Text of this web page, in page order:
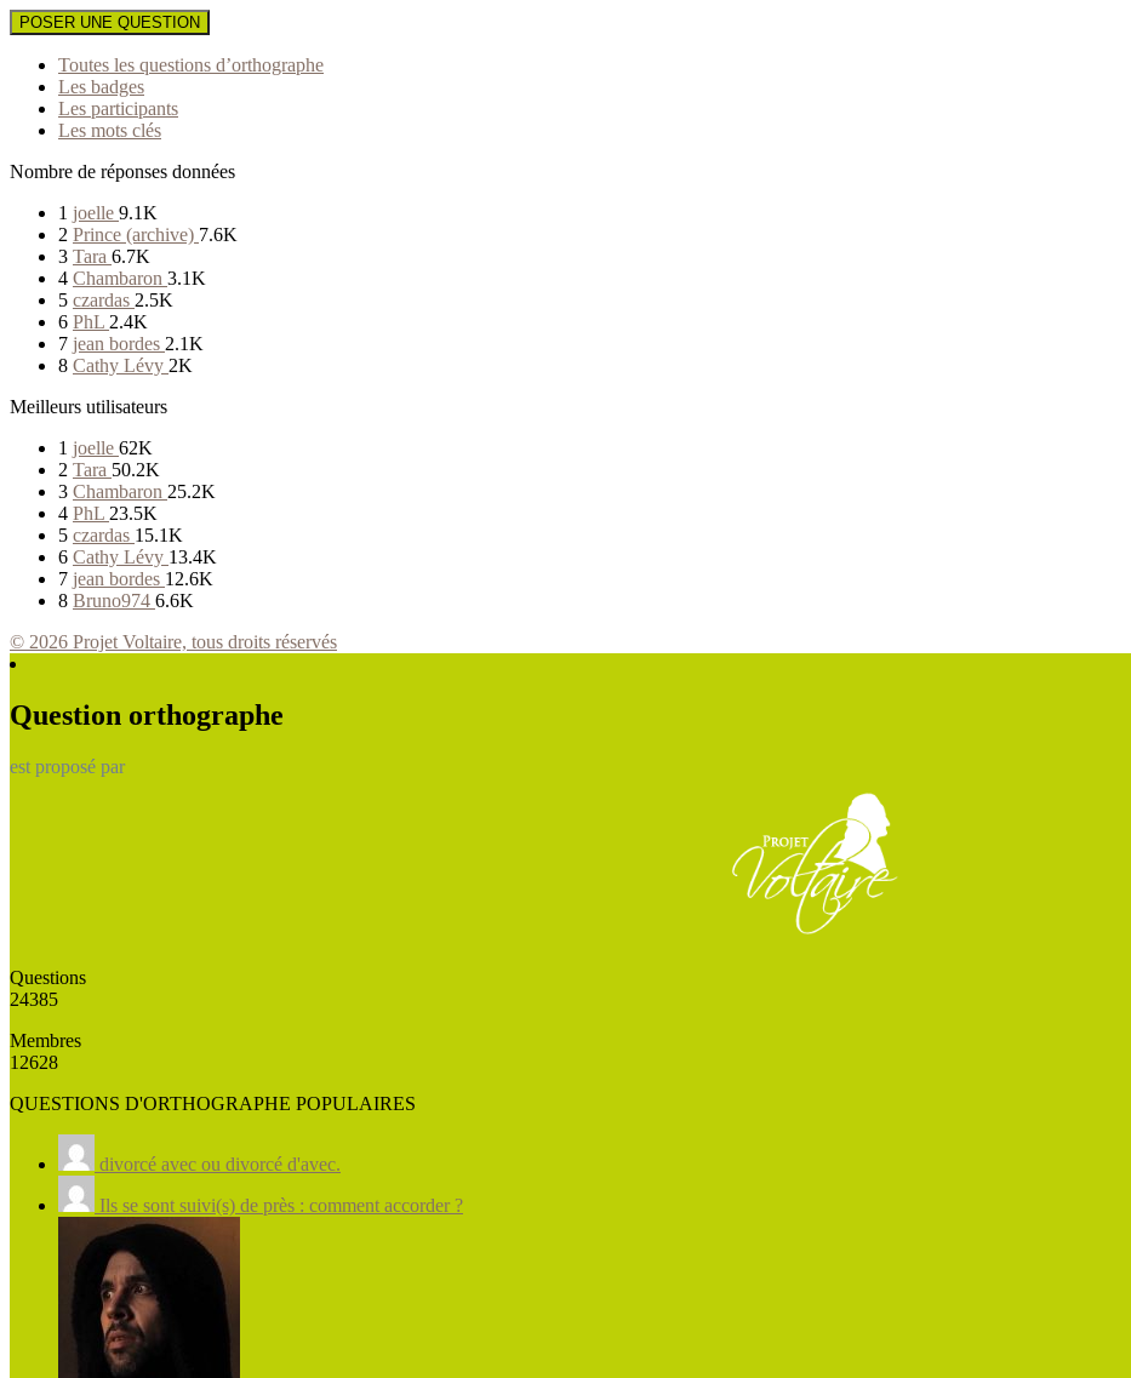
POSER UNE QUESTION
Toutes les questions d’orthographe
Les badges
Les participants
Les mots clés
Nombre de réponses données
1 joelle 9.1K
2 Prince (archive) 7.6K
3 Tara 6.7K
4 Chambaron 3.1K
5 czardas 2.5K
6 PhL 2.4K
7 jean bordes 2.1K
8 Cathy Lévy 2K
Meilleurs utilisateurs
1 joelle 62K
2 Tara 50.2K
3 Chambaron 25.2K
4 PhL 23.5K
5 czardas 15.1K
6 Cathy Lévy 13.4K
7 jean bordes 12.6K
8 Bruno974 6.6K
© 2026 Projet Voltaire, tous droits réservés
Question orthographe
est proposé par
Questions
24385
Membres
12628
QUESTIONS D'ORTHOGRAPHE POPULAIRES
divorcé avec ou divorcé d'avec.
Ils se sont suivi(s) de près : comment accorder ?